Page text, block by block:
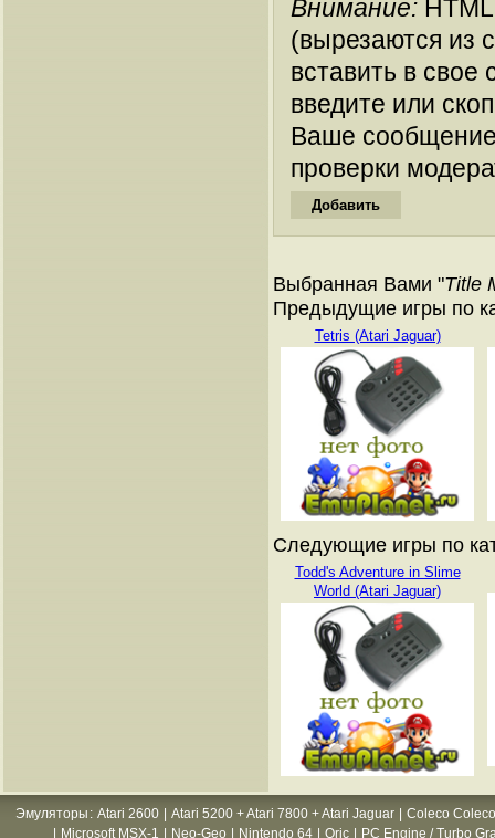
Внимание:
(вырезаются из
вставить в
введите или
Ваше
проверки
Выбранная Вами "Title
Предыдущие игры по
Tetris (Atari Jaguar)
Следующие игры по
Todd's Adventure in Slime
World (Atari Jaguar)
Эмуляторы : Atari 2600 Atari 5200 + Atari 7800 + Atari Jaguar
Coleco
Microsoft MSX-1 Neo-Geo Nintendo 64 Oric PC Engine / Turbo